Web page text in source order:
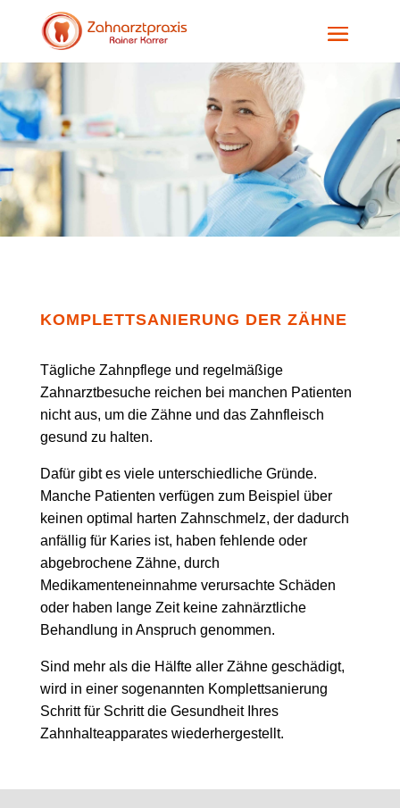
KOMPLETTSANIERUNG DER ZÄHNE
Tägliche Zahnpflege und regelmäßige
Zahnarztbesuche reichen bei manchen Patienten
nicht aus, um die Zähne und das Zahnfleisch
gesund zu halten.
Dafür gibt es viele unterschiedliche Gründe.
Manche Patienten verfügen zum Beispiel über
keinen optimal harten Zahnschmelz, der dadurch
anfällig für Karies ist, haben fehlende oder
abgebrochene Zähne, durch
Medikamenteneinnahme verursachte Schäden
oder haben lange Zeit keine zahnärztliche
Behandlung in Anspruch genommen.
Sind mehr als die Hälfte aller Zähne geschädigt,
wird in einer sogenannten Komplettsanierung
Schritt für Schritt die Gesundheit Ihres
Zahnhalteapparates wiederhergestellt.